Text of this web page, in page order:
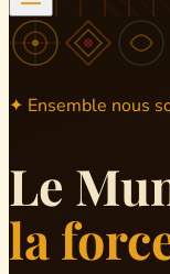
✦ Ensemble nous
Le
la